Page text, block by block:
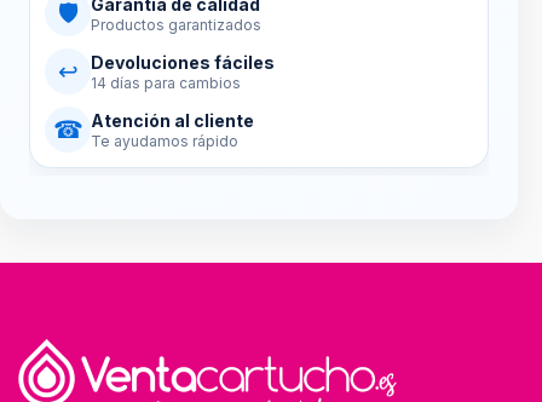
🛡 Productos garantizados
↩ Devoluciones fáciles
14 días para cambios
☎ Atención al cliente
Te ayudamos rápido